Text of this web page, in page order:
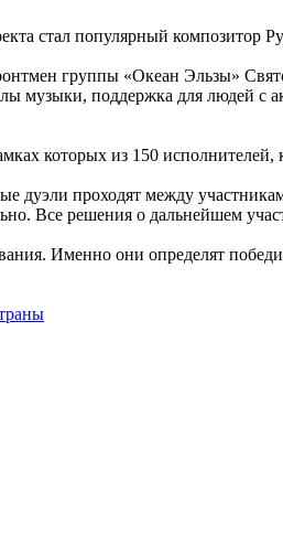
стал популярный композитор
группы «Океан Эльзы»
поддержка для людей с
которых из 150 исполнителей,
дуэли проходят между
Все решения о дальнейшем
Именно они определят